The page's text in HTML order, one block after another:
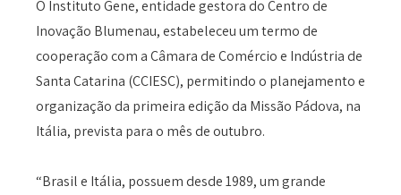
O Instituto Gene, entidade gestora do Centro de
Inovação Blumenau, estabeleceu um termo de
cooperação com a Câmara de Comércio e Indústria de
Santa Catarina (CCIESC), permitindo o planejamento e
organização da primeira edição da Missão Pádova, na
Itália, prevista para o mês de outubro.
“Brasil e Itália, possuem desde 1989, um grande